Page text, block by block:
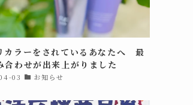
カラーをされているあなたへ 最
合わせが出来上がりました
03 お知らせ